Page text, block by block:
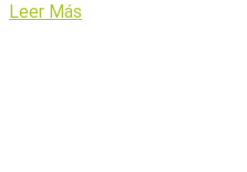
Leer Más